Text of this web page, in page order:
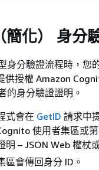
簡化） 身分
身分驗證流程時，您
供授權 Amazon
的身分驗證證明。
式會在 GetID 請求中
使用者集區或
明 – JSON Web 權杖
區會傳回身分 ID。